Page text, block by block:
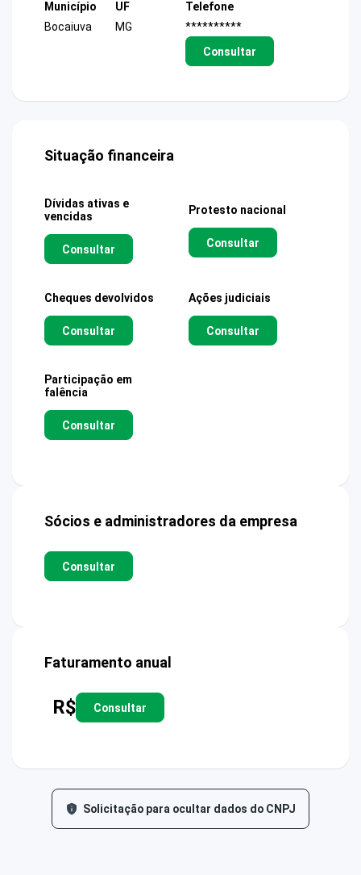
Município
Bocaiuva
UF
MG
Telefone
**********
Consultar
Situação financeira
Dívidas ativas e
vencidas
Consultar
Protesto nacional
Consultar
Cheques devolvidos
Consultar
Ações judiciais
Consultar
Participação em
falência
Consultar
Sócios e administradores da empresa
Consultar
Faturamento anual
R$ Consultar
Solicitação para ocultar dados do CNPJ